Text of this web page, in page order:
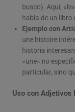
busco). Aquí,
habla de un libro
Ejemplo con
une histoire
historia
«une» no
particular, sino
Uso con Adjetivos